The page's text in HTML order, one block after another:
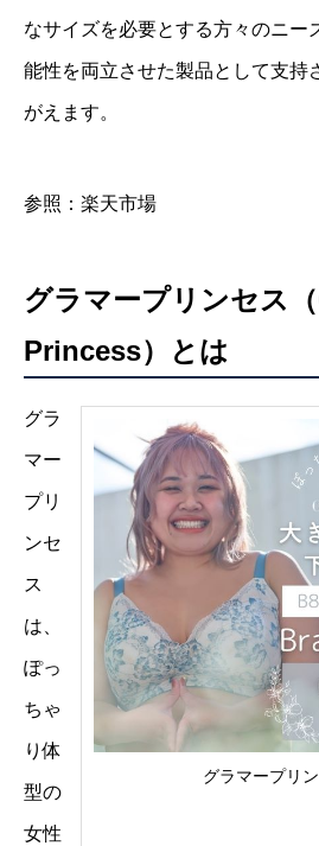
なサイズを必要とする方々のニー
能性を両立させた製品として支持
がえます。
参照：楽天市場
グラマープリンセス
Princess）とは
グラマープリ
グラ
マー
プリ
ンセ
ス
は、
ぽっ
ちゃ
り体
型の
女性